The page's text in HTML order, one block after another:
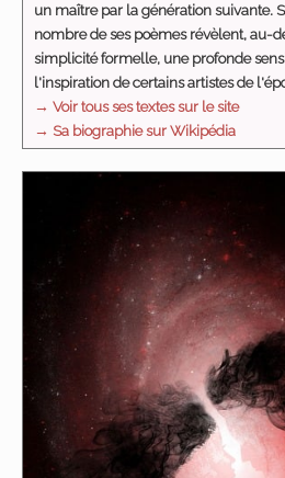
un maître par la génération suivante.
nombre de ses poèmes révèlent, au-
simplicité formelle, une profonde
l'inspiration de certains artistes de
→ Voir tous ses textes sur le site
→ Sa biographie sur Wikipédia